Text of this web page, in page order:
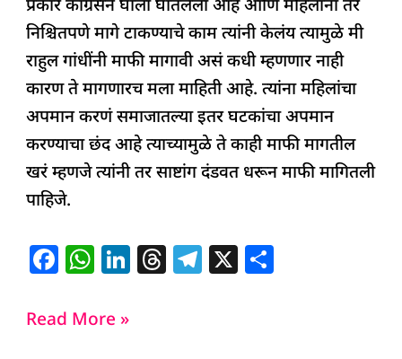
प्रकारे काँग्रेसने घाला घातलेला आहे आणि महिलांना तर
निश्चितपणे मागे टाकण्याचे काम त्यांनी केलंय त्यामुळे मी
राहुल गांधींनी माफी मागावी असं कधी म्हणणार नाही
कारण ते मागणारच मला माहिती आहे. त्यांना महिलांचा
अपमान करणं समाजातल्या इतर घटकांचा अपमान
करण्याचा छंद आहे त्याच्यामुळे ते काही माफी मागतील
खरं म्हणजे त्यांनी तर साष्टांग दंडवत धरून माफी मागितली
पाहिजे.
F
c
W
at
Li T T X
Read More »